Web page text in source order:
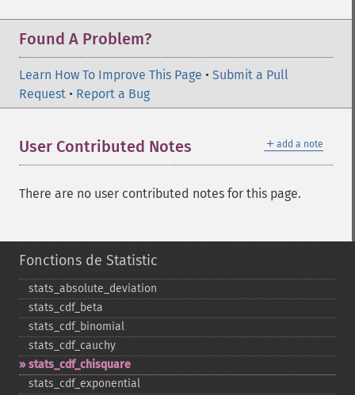
Found A Problem?
Learn How To Improve This Page • Submit a Pull
Request • Report a Bug
＋ add a note
User Contributed Notes
There are no user contributed notes for this page.
Fonctions de Statistic
stats_​absolute_​deviation
stats_​cdf_​beta
stats_​cdf_​binomial
stats_​cdf_​cauchy
stats_​cdf_​chisquare
stats_​cdf_​exponential